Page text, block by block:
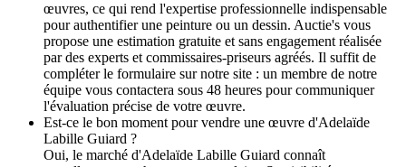
œuvres, ce qui rend l'expertise professionnelle indispensable
pour authentifier une peinture ou un dessin. Auctie's vous
propose une estimation gratuite et sans engagement réalisée
par des experts et commissaires-priseurs agréés. Il suffit de
compléter le formulaire sur notre site : un membre de notre
équipe vous contactera sous 48 heures pour communiquer
l'évaluation précise de votre œuvre.
Est-ce le bon moment pour vendre une œuvre d'Adelaïde
Labille Guiard ?
Oui, le marché d'Adelaïde Labille Guiard connaît